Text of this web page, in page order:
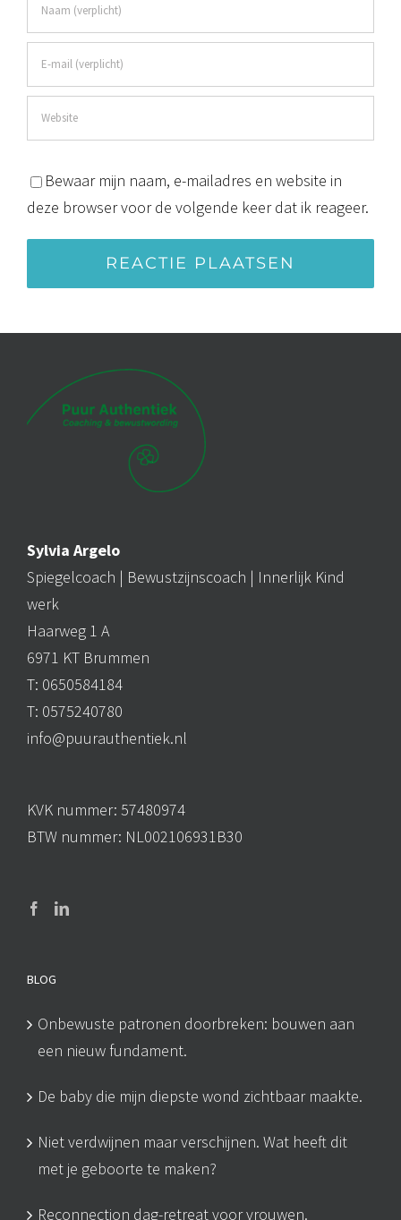
Bewaar mijn naam, e-mailadres en website in
deze browser voor de volgende keer dat ik reageer.
Sylvia Argelo
Spiegelcoach | Bewustzijnscoach | Innerlijk Kind
werk
Haarweg 1 A
6971 KT Brummen
T: 0650584184
T: 0575240780
info@puurauthentiek.nl
KVK nummer: 57480974
BTW nummer: NL002106931B30
BLOG
Onbewuste patronen doorbreken: bouwen aan
een nieuw fundament.
De baby die mijn diepste wond zichtbaar maakte.
Niet verdwijnen maar verschijnen. Wat heeft dit
met je geboorte te maken?
Reconnection dag-retreat voor vrouwen.